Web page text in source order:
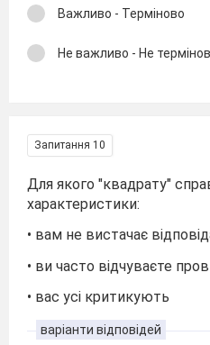
Важливо - Терміново
Не важливо - Не
Запитання 10
Для якого "квадрату"
характеристики:
• вам не вистачає
• ви часто відчуваєте
• вас усі критикують
варіанти відповідей